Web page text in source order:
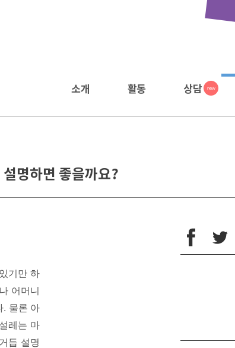
소개 활동 상담
명하면 좋을까요?
기만 하
어머니
. 물론 아
레는 마
듭 설명